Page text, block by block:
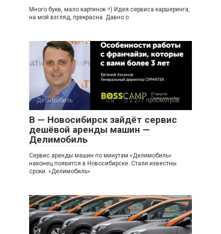
Много букв, мало картинок =) Идея сервиса каршеринга,
на мой взгляд, прекрасна. Давно о
Делимобиль 0 2 277 просмотров
В — Новосибирск зайдёт сервис
дешёвой аренды машин —
Делимобиль
Сервис аренды машин по минутам «Делимобиль»
наконец появится в Новосибирске. Стали известны
сроки. «Делимобиль»